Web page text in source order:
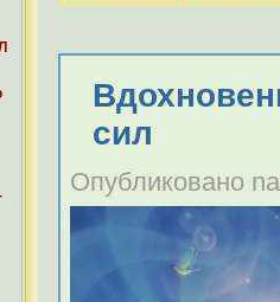
сил
Опубликовано